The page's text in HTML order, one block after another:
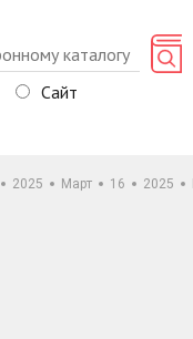
Сайт
2025 Март 16 2025